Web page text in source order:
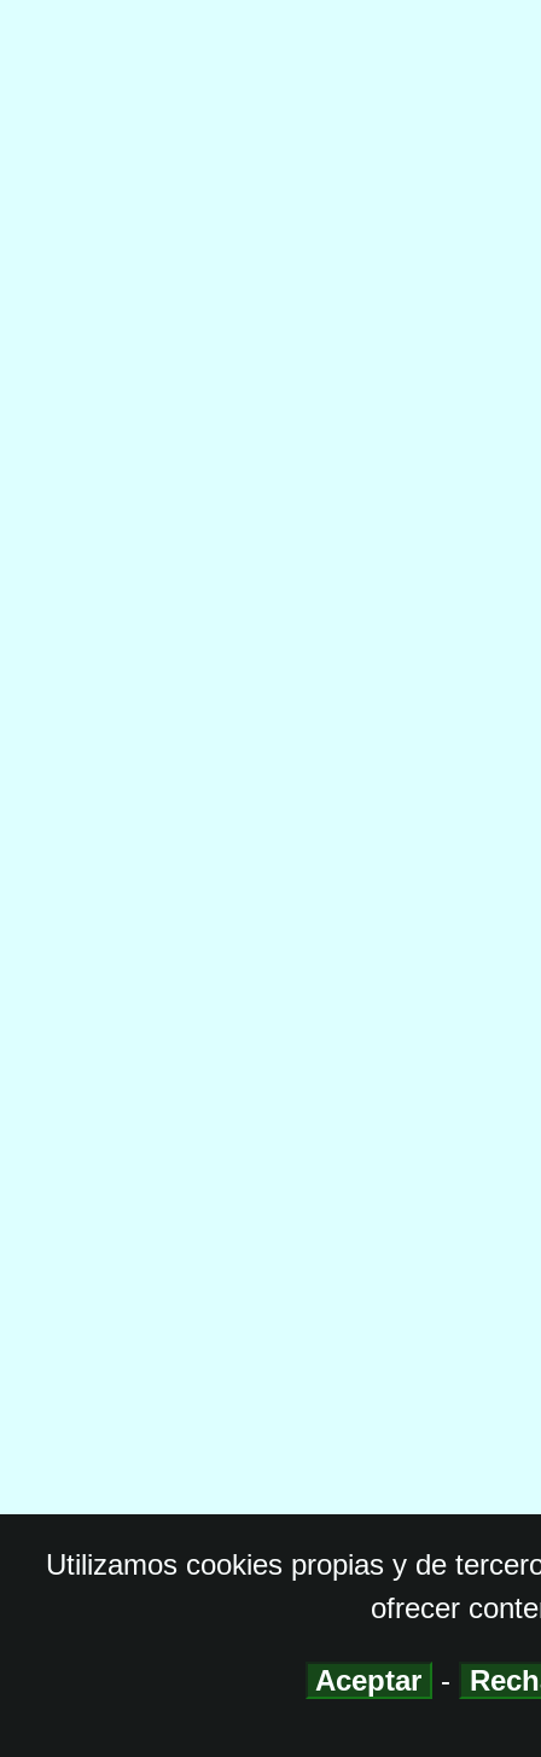
Utilizamos cookies propias y de
ofrecer
Aceptar -